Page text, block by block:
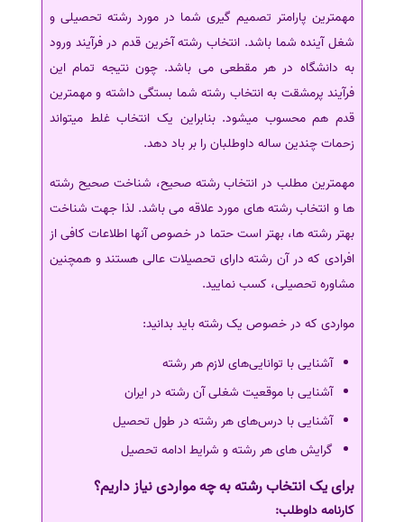
مهمترین پارامتر تصمیم گیری شما در مورد رشته تحصیلی و
شغل آینده شما باشد. انتخاب رشته آخرین قدم در فرآیند ورود
به دانشگاه در هر مقطعی می باشد. چون نتیجه تمام این
فرآیند پرمشقت به انتخاب رشته شما بستگی داشته و مهمترین
قدم هم محسوب می‎شود. بنابراین یک انتخاب غلط می‎تواند
زحمات چندین ساله داوطلبان را بر باد دهد.
مهمترین مطلب در انتخاب رشته صحیح، شناخت صحیح رشته
ها و انتخاب رشته های مورد علاقه می باشد. لذا جهت شناخت
بهتر رشته ها، بهتر است حتما در خصوص آنها اطلاعات کافی از
افرادی که در آن رشته دارای تحصیلات عالی هستند و همچنین
مشاوره تحصیلی، کسب نمایید.
مواردی که در خصوص یک رشته باید بدانید:
آشنایی با توانایی‌های‌ لازم‌ هر رشته
آشنایی با موقعیت‌ شغلی‌ آن رشته در ایران
آشنایی با درس‌های‌ هر‌ رشته‌ در طول‌ تحصیل‌
گرایش های هر رشته و شرایط ادامه تحصیل
برای یک انتخاب رشته به چه مواردی نیاز داریم؟
کارنامه داوطلب: